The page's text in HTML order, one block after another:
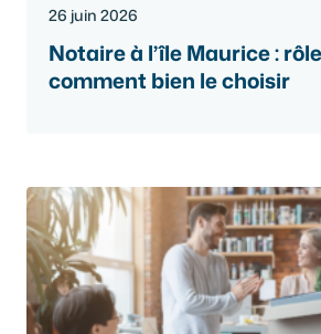
26 juin 2026
Notaire à l’île Maurice :
comment bien le choisir